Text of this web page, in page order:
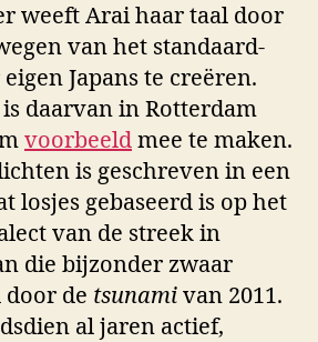
weeft Arai haar taal door
van het standaard-
Japans te creëren.
daarvan in Rotterdam
voorbeeld mee te maken.
is geschreven in een
losjes gebaseerd is op het
van de streek in
die bijzonder zwaar
de tsunami van 2011.
al jaren actief,